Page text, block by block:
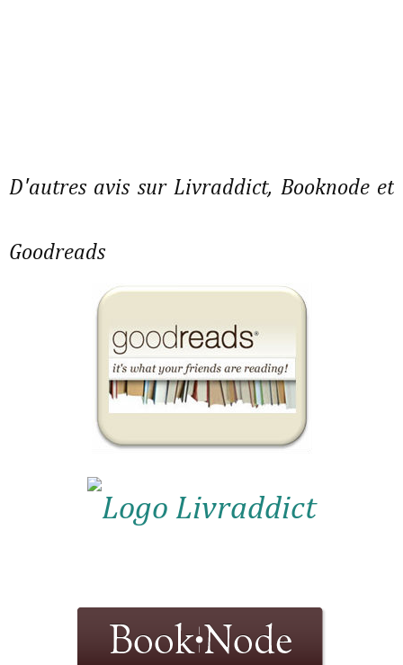
D'autres avis sur Livraddict, Booknode et
Goodreads